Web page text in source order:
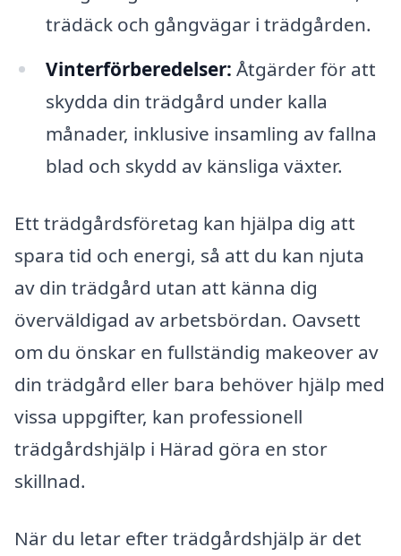
trädäck och gångvägar i trädgården.
Vinterförberedelser: Åtgärder för att
skydda din trädgård under kalla
månader, inklusive insamling av fallna
blad och skydd av känsliga växter.
Ett trädgårdsföretag kan hjälpa dig att
spara tid och energi, så att du kan njuta
av din trädgård utan att känna dig
överväldigad av arbetsbördan. Oavsett
om du önskar en fullständig makeover av
din trädgård eller bara behöver hjälp med
vissa uppgifter, kan professionell
trädgårdshjälp i Härad göra en stor
skillnad.
När du letar efter trädgårdshjälp är det